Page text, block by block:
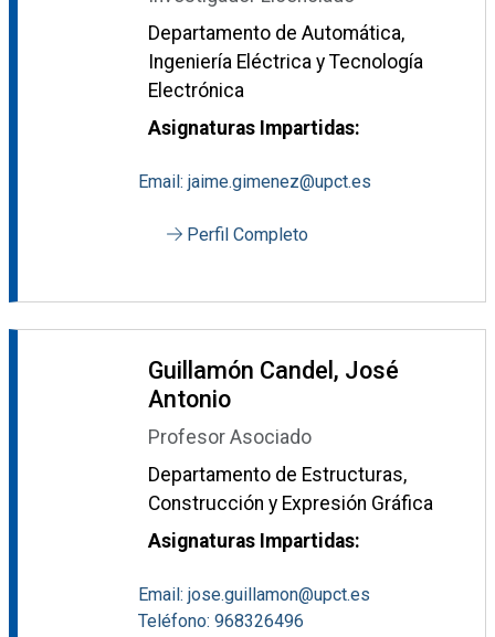
Departamento de Automática,
Ingeniería Eléctrica y Tecnología
Electrónica
Asignaturas Impartidas:
Email: jaime.gimenez@upct.es
Perfil Completo
Guillamón Candel, José
Antonio
Profesor Asociado
Departamento de Estructuras,
Construcción y Expresión Gráfica
Asignaturas Impartidas:
Email: jose.guillamon@upct.es
Teléfono: 968326496